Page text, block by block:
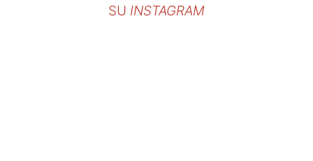
SU INSTAGRAM